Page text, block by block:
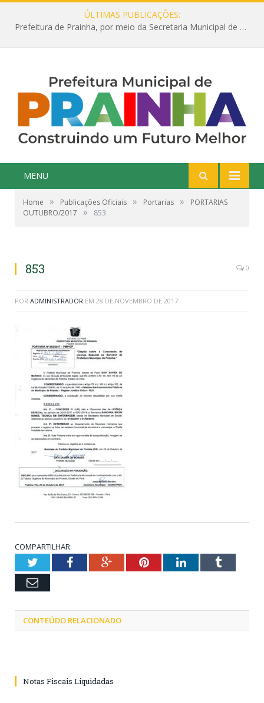
ÚLTIMAS PUBLICAÇÕES:
Prefeitura de Prainha, por meio da Secretaria Municipal de Educação, abre 354 vagas na área da Educação para 2025 com processo seletivo simplificado
MENU
Home » Publicações Oficiais » Portarias »
PORTARIAS
OUTUBRO/2017
» 853
853 0
POR ADMINISTRADOR EM 28 DE NOVEMBRO DE 2017
COMPARTILHAR:
TwitterFacebookGoogle+PinterestLinkedInTumblr
Email
CONTEÚDO RELACIONADO
Notas Fiscais Liquidadas